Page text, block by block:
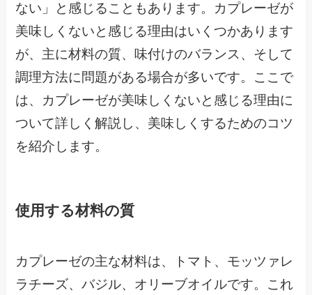
ない」と感じることもあります。カプレーゼが
美味しくないと感じる理由はいくつかあります
が、主に材料の質、味付けのバランス、そして
調理方法に問題がある場合が多いです。ここで
は、カプレーゼが美味しくないと感じる理由に
ついて詳しく解説し、美味しくするためのコツ
を紹介します。
使用する材料の質
カプレーゼの主な材料は、トマト、モッツァレ
ラチーズ、バジル、オリーブオイルです。これ